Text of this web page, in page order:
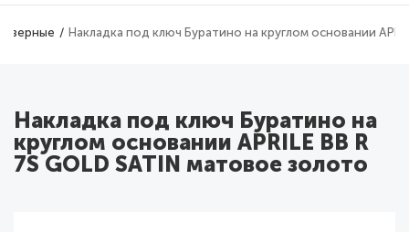
дверные Накладка под ключ Буратино на круглом основании
Накладка под ключ Буратино на
круглом основании APRILE BB R
7S GOLD SATIN матовое золото